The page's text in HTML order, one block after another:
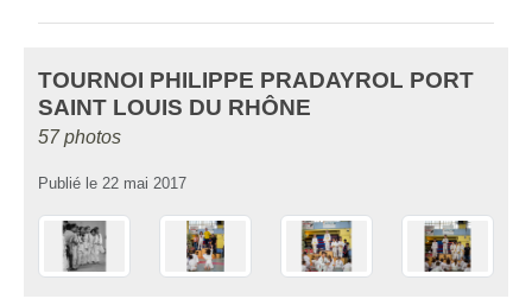
TOURNOI PHILIPPE PRADAYROL PORT
SAINT LOUIS DU RHÔNE
57 photos
Publié le 22 mai 2017